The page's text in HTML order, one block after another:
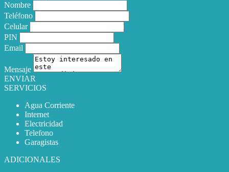
Nombre
Teléfono
Celular
PIN
Email
Mensaje
ENVIAR
SERVICIOS
Agua Corriente
Internet
Electricidad
Telefono
Garagistas
ADICIONALES